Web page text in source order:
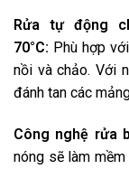
Rửa tự động
70°C: Phù hợp
nồi và chảo. Với
đánh tan các
Công nghệ rửa
nóng sẽ làm